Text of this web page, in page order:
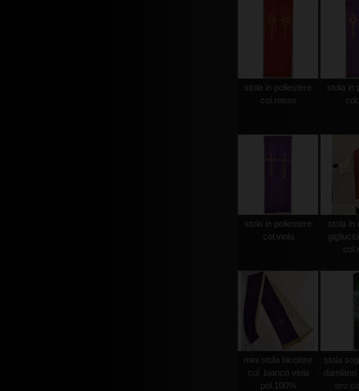
stola in poliestere
col.rosso
stola in
stola in poliestere
col.viola
stola in
mini stola bicolore
col. bianco viola
pol.100%
stola
oro